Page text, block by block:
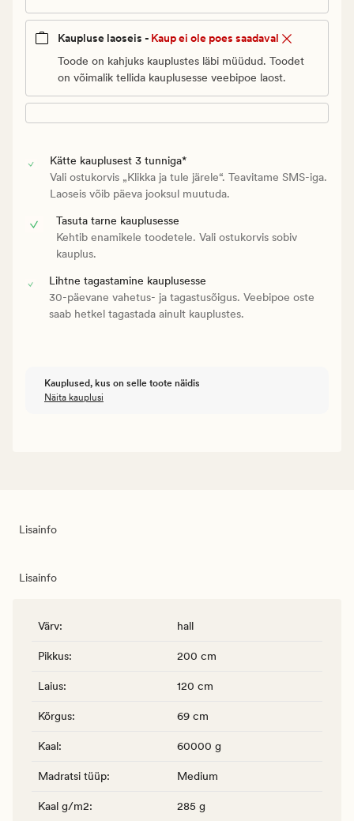
Kaupluse laoseis - Kaup ei ole poes saadaval
Toode on kahjuks kauplustes läbi müüdud. Toodet
on võimalik tellida kauplusesse veebipoe laost.
Kätte kauplusest 3 tunniga*
Vali ostukorvis „Klikka ja tule järele“. Teavitame SMS-iga.
Laoseis võib päeva jooksul muutuda.
Tasuta tarne kauplusesse
Kehtib enamikele toodetele. Vali ostukorvis sobiv
kauplus.
Lihtne tagastamine kauplusesse
30-päevane vahetus- ja tagastusõigus. Veebipoe oste
saab hetkel tagastada ainult kauplustes.
Kauplused, kus on selle toote näidis
Näita kauplusi
Lisainfo
Lisainfo
Värv: hall
Pikkus: 200 cm
Laius: 120 cm
Kõrgus: 69 cm
Kaal: 60000 g
Madratsi tüüp: Medium
Kaal g/m2: 285 g